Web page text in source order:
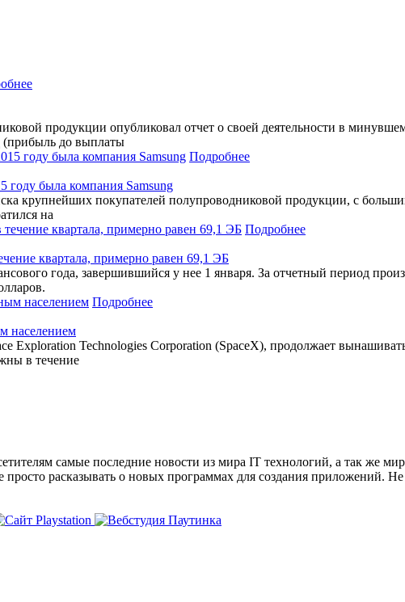
продукции опубликовал отчет о своей деятельности в
(прибыль до выплаты
Подробнее
была компания Samsung
крупнейших покупателей полупроводниковой продукции, с
на
Подробнее
квартала, примерно равен 69,1 ЭБ
года, завершившийся у нее 1 января. За отчетный период
Подробнее
населением
Exploration Technologies Corporation (SpaceX), продолжает
в течение
самые последние новости из мира IT технологий, а так же
просто расказывать о новых программах для создания